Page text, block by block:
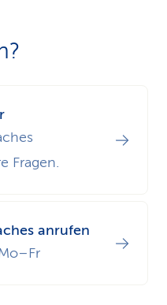
Fragen.
anrufen